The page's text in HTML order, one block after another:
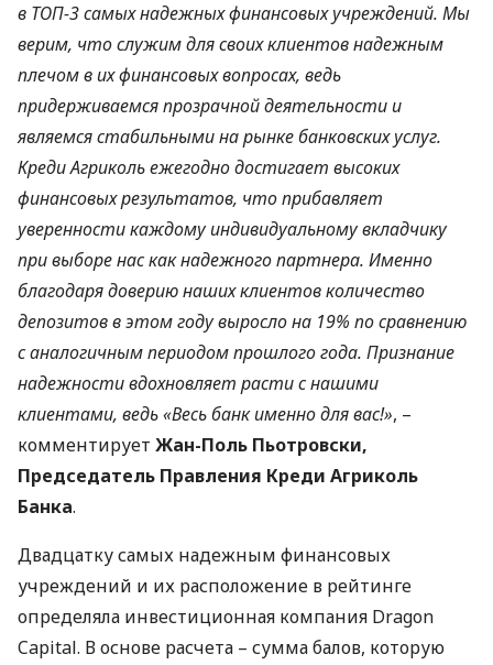
в ТОП-3 самых надежных финансовых учреждений. Мы
верим, что служим для своих клиентов надежным
плечом в их финансовых вопросах, ведь
придерживаемся прозрачной деятельности и
являемся стабильными на рынке банковских услуг.
Креди Агриколь ежегодно достигает высоких
финансовых результатов, что прибавляет
уверенности каждому индивидуальному вкладчику
при выборе нас как надежного партнера. Именно
благодаря доверию наших клиентов количество
депозитов в этом году выросло на 19% по сравнению
с аналогичным периодом прошлого года. Признание
надежности вдохновляет расти с нашими
клиентами, ведь «Весь банк именно для вас!», –
комментирует Жан-Поль Пьотровски,
Председатель Правления Креди Агриколь
Банка.
Двадцатку самых надежным финансовых
учреждений и их расположение в рейтинге
определяла инвестиционная компания Dragon
Capital. В основе расчета – сумма балов, которую